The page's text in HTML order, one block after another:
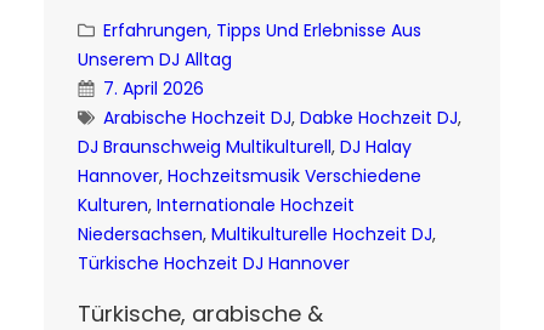
Erfahrungen, Tipps Und Erlebnisse Aus
Unserem DJ Alltag
7. April 2026
Arabische Hochzeit DJ, Dabke Hochzeit DJ
DJ Braunschweig Multikulturell, DJ Halay
Hannover, Hochzeitsmusik Verschiedene
Kulturen, Internationale Hochzeit
Niedersachsen, Multikulturelle Hochzeit DJ
Türkische Hochzeit DJ Hannover
Türkische, arabische &